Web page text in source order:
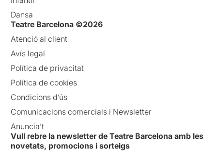
Dansa
Teatre Barcelona ©2026
Atenció al client
Avís legal
Política de privacitat
Política de cookies
Condicions d’ús
Comunicacions comercials i Newsletter
Anuncia’t
Vull rebre la newsletter de Teatre Barcelona amb les
novetats, promocions i sorteigs